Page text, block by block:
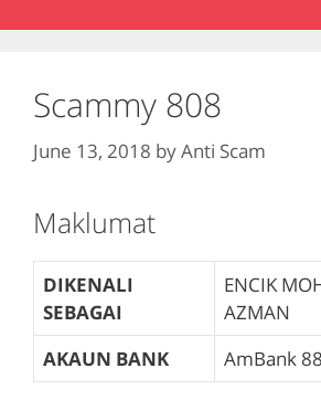
Scammy 808
June 13, 2018 byAnti Scam
Maklumat
DIKENALI
SEBAGAI
ENCIK
AZMAN
AKAUN BANK
AmBank